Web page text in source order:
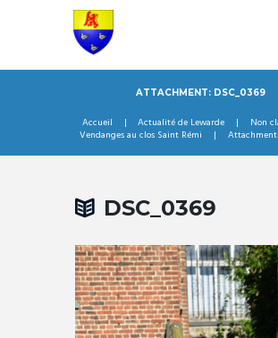
ATTACHMENT: DSC_0369
Accueil Actualité de Lewarde
Non
Vendanges au clos Saint Rémi
DSC_0369